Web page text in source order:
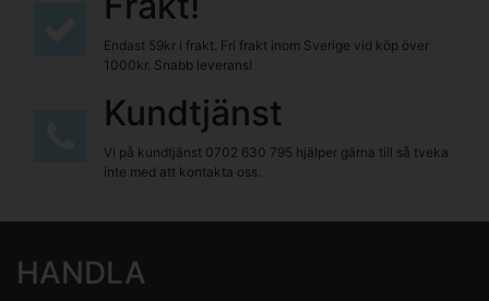
Endast 59kr i frakt. Fri frakt inom Sverige vid köp över
1000kr. Snabb leverans!
Kundtjänst
Vi på kundtjänst 0702 630 795 hjälper gärna till så tveka
inte med att kontakta oss.
HANDLA